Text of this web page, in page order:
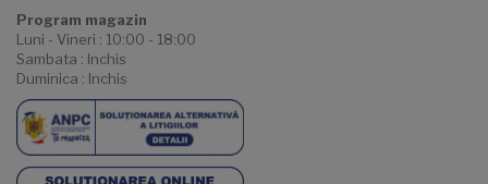
Program magazin
Luni - Vineri : 10:00 - 18:00
Sambata : Inchis
Duminica : Inchis